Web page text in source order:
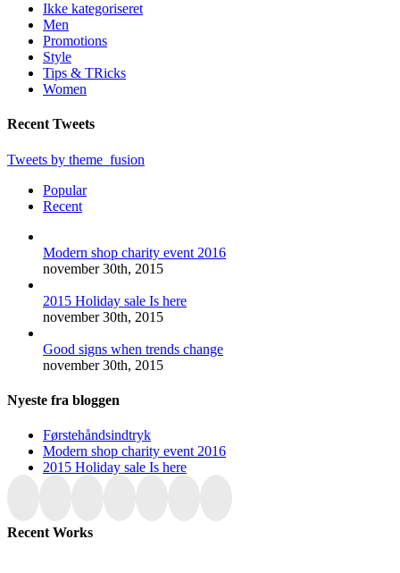
Ikke kategoriseret
Men
Promotions
Style
Tips & TRicks
Women
Recent Tweets
Tweets by theme_fusion
Popular
Recent
Modern shop charity event 2016
november 30th, 2015
2015 Holiday sale Is here
november 30th, 2015
Good signs when trends change
november 30th, 2015
Nyeste fra bloggen
Førstehåndsindtryk
Modern shop charity event 2016
2015 Holiday sale Is here
Recent Works